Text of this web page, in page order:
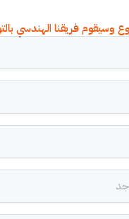
وسيقوم فريقنا الهندسي